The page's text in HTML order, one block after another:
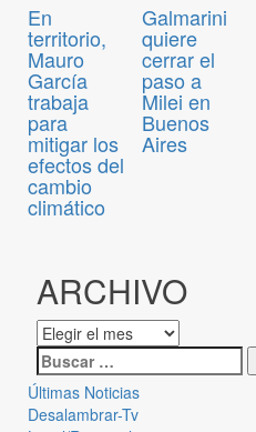
En
territorio,
Mauro
García
trabaja
para
mitigar los
efectos del
cambio
climático
Galmarini
quiere
cerrar el
paso a
Milei en
Buenos
Aires
ARCHIVO
Últimas Noticias
Desalambrar-Tv